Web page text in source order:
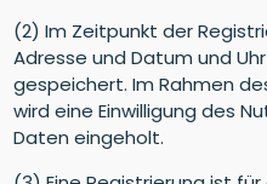
(2) Im Zeitpunkt der
Adresse und Datum und
gespeichert. Im Rahmen
wird eine Einwilligung des
Daten eingeholt.